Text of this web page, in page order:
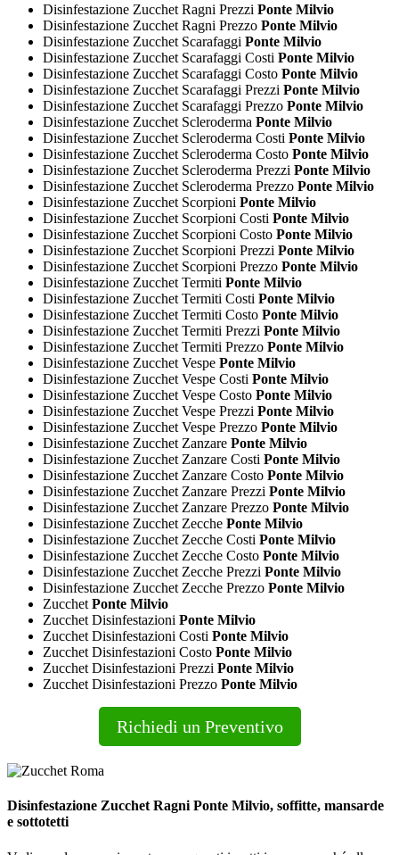
Disinfestazione Zucchet Ragni Prezzi Ponte Milvio
Disinfestazione Zucchet Ragni Prezzo Ponte Milvio
Disinfestazione Zucchet Scarafaggi Ponte Milvio
Disinfestazione Zucchet Scarafaggi Costi Ponte Milvio
Disinfestazione Zucchet Scarafaggi Costo Ponte Milvio
Disinfestazione Zucchet Scarafaggi Prezzi Ponte Milvio
Disinfestazione Zucchet Scarafaggi Prezzo Ponte Milvio
Disinfestazione Zucchet Scleroderma Ponte Milvio
Disinfestazione Zucchet Scleroderma Costi Ponte Milvio
Disinfestazione Zucchet Scleroderma Costo Ponte Milvio
Disinfestazione Zucchet Scleroderma Prezzi Ponte Milvio
Disinfestazione Zucchet Scleroderma Prezzo Ponte Milvio
Disinfestazione Zucchet Scorpioni Ponte Milvio
Disinfestazione Zucchet Scorpioni Costi Ponte Milvio
Disinfestazione Zucchet Scorpioni Costo Ponte Milvio
Disinfestazione Zucchet Scorpioni Prezzi Ponte Milvio
Disinfestazione Zucchet Scorpioni Prezzo Ponte Milvio
Disinfestazione Zucchet Termiti Ponte Milvio
Disinfestazione Zucchet Termiti Costi Ponte Milvio
Disinfestazione Zucchet Termiti Costo Ponte Milvio
Disinfestazione Zucchet Termiti Prezzi Ponte Milvio
Disinfestazione Zucchet Termiti Prezzo Ponte Milvio
Disinfestazione Zucchet Vespe Ponte Milvio
Disinfestazione Zucchet Vespe Costi Ponte Milvio
Disinfestazione Zucchet Vespe Costo Ponte Milvio
Disinfestazione Zucchet Vespe Prezzi Ponte Milvio
Disinfestazione Zucchet Vespe Prezzo Ponte Milvio
Disinfestazione Zucchet Zanzare Ponte Milvio
Disinfestazione Zucchet Zanzare Costi Ponte Milvio
Disinfestazione Zucchet Zanzare Costo Ponte Milvio
Disinfestazione Zucchet Zanzare Prezzi Ponte Milvio
Disinfestazione Zucchet Zanzare Prezzo Ponte Milvio
Disinfestazione Zucchet Zecche Ponte Milvio
Disinfestazione Zucchet Zecche Costi Ponte Milvio
Disinfestazione Zucchet Zecche Costo Ponte Milvio
Disinfestazione Zucchet Zecche Prezzi Ponte Milvio
Disinfestazione Zucchet Zecche Prezzo Ponte Milvio
Zucchet Ponte Milvio
Zucchet Disinfestazioni Ponte Milvio
Zucchet Disinfestazioni Costi Ponte Milvio
Zucchet Disinfestazioni Costo Ponte Milvio
Zucchet Disinfestazioni Prezzi Ponte Milvio
Zucchet Disinfestazioni Prezzo Ponte Milvio
Richiedi un Preventivo
Disinfestazione Zucchet Ragni Ponte Milvio, soffitte, mansarde
e sottotetti